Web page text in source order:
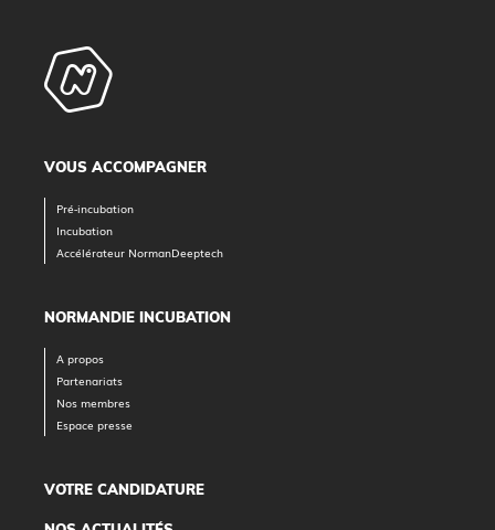
VOUS ACCOMPAGNER
Pré-incubation
Incubation
Accélérateur NormanDeeptech
NORMANDIE INCUBATION
A propos
Partenariats
Nos membres
Espace presse
VOTRE CANDIDATURE